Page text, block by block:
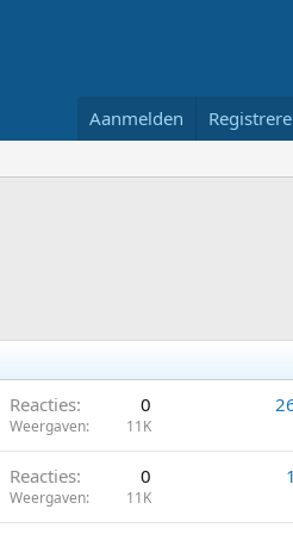
Aanmelden
Reacties 0
Weergaven 11K
Reacties 0
Weergaven 11K